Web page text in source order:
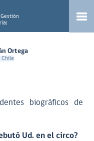
Ortega
Chile
biográficos de
Ud. en el circo?